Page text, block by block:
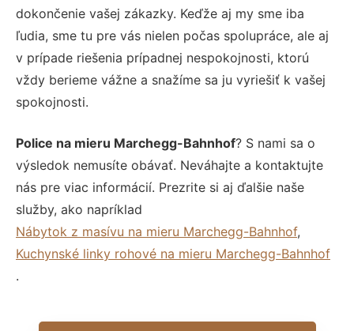
dokončenie vašej zákazky. Keďže aj my sme iba
ľudia, sme tu pre vás nielen počas spolupráce, ale aj
v prípade riešenia prípadnej nespokojnosti, ktorú
vždy berieme vážne a snažíme sa ju vyriešiť k vašej
spokojnosti.
Police na mieru Marchegg-Bahnhof? S nami sa o
výsledok nemusíte obávať. Neváhajte a kontaktujte
nás pre viac informácií. Prezrite si aj ďalšie naše
služby, ako napríklad
Nábytok z masívu na mieru Marchegg-Bahnhof,
Kuchynské linky rohové na mieru Marchegg-Bahnhof
.